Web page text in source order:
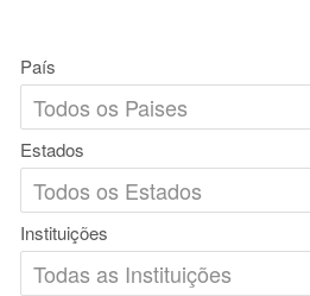
País
Estados
Instituições